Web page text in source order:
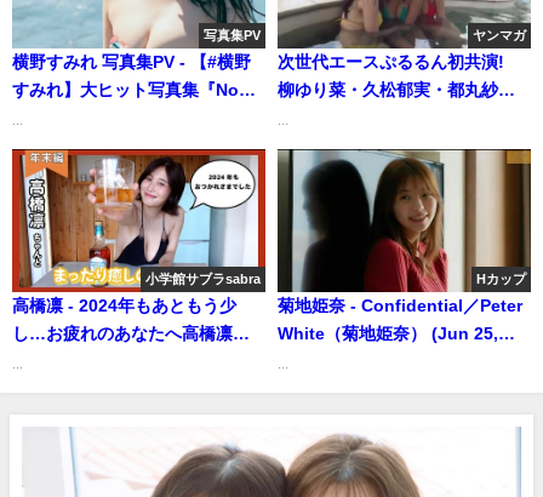
写真集PV
横野すみれ 写真集PV - 【#横野
すみれ】大ヒット写真集『No
公開カットを初解禁!! デジタ
ル写真集『続 & No One』好評発
売中!! Sumire Yokono（Jun
17, 2025） | 週プレChannel【集
英社 週刊プレイボーイ公式】さ
んより
...
ヤンマガ
次世代エースぷるるん初共演!
柳ゆり菜・久松郁実・都丸紗也
♡（2015年06月21日） | 講談社
ヤンマガchさんより
...
小学館サブラsabra
高橋凛 - 2024年もあともう少
し…お疲れのあなたへ高橋凛ち
30, 2024) | 小学館サブラsabraさ
んより
Hカップ
菊地姫奈 - Confidential／Peter
White（菊地姫奈） (Jun 25,
ーブさんより